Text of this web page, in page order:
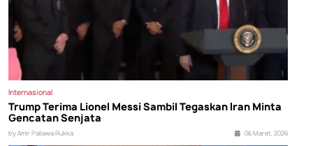
Internasional
Trump Terima Lionel Messi Sambil Tegaskan Iran Minta
Gencatan Senjata
by Amir Pallawa Rukka 06 Maret, 2026